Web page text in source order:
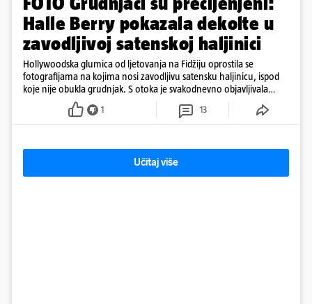
Halle Berry pokazala dekolte u
zavodljivoj satenskoj haljinici
Hollywoodska glumica od ljetovanja na Fidžiju oprostila se
fotografijama na kojima nosi zavodljivu satensku haljinicu, ispod
koje nije obukla grudnjak. S otoka je svakodnevno objavljivala
fotografije u kupaćem
1 13
Učitaj više